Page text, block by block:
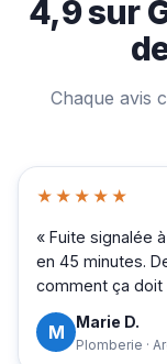
4,9 sur
Chaque avis
★★★★★
« Fuite signalée
en 45 minutes.
comment ça doit
M Marie D.
Plomberie ·